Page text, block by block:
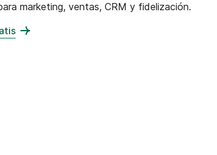
marketing, ventas, CRM y fidelización.